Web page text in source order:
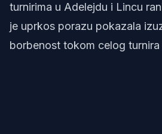
turnirima u Adelejdu i Lincu
je uprkos porazu pokazala
borbenost tokom celog turnira